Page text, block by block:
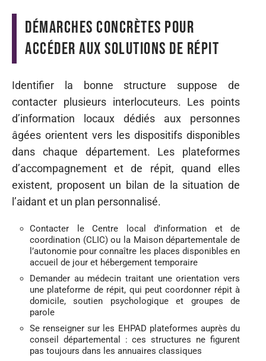
Démarches concrètes pour
accéder aux solutions de répit
Identifier la bonne structure suppose de
contacter plusieurs interlocuteurs. Les points
d’information locaux dédiés aux personnes
âgées orientent vers les dispositifs disponibles
dans chaque département. Les plateformes
d’accompagnement et de répit, quand elles
existent, proposent un bilan de la situation de
l’aidant et un plan personnalisé.
Contacter le Centre local d’information et de
coordination (CLIC) ou la Maison départementale de
l’autonomie pour connaître les places disponibles en
accueil de jour et hébergement temporaire
Demander au médecin traitant une orientation vers
une plateforme de répit, qui peut coordonner répit à
domicile, soutien psychologique et groupes de
parole
Se renseigner sur les EHPAD plateformes auprès du
conseil départemental : ces structures ne figurent
pas toujours dans les annuaires classiques